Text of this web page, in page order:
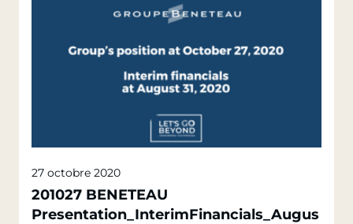
27 octobre 2020
201027 BENETEAU
Presentation_InterimFinancials_Augus